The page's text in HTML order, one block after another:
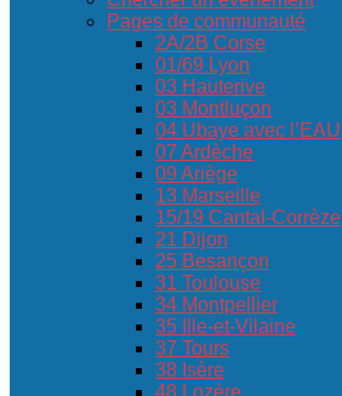
Pages de communauté
2A/2B Corse
01/69 Lyon
03 Hauterive
03 Montluçon
04 Ubaye avec l’EAU
07 Ardèche
09 Ariège
13 Marseille
15/19 Cantal-Corrèze
21 Dijon
25 Besançon
31 Toulouse
34 Montpellier
35 Ille-et-Vilaine
37 Tours
38 Isère
48 Lozère